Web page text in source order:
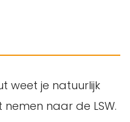
weet je natuurlijk
naar de LSW.